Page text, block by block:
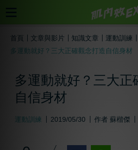
首頁 文章與影片 知識文章
運動訓練
多運動就好？三大正確觀念打造自信身材
多運動就好？三大正
自信身材
運動訓練 2019/05/30 作者 蘇楷傑